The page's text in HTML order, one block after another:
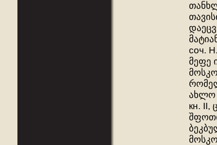
соч.
მეფე
ახლო
кн. II,